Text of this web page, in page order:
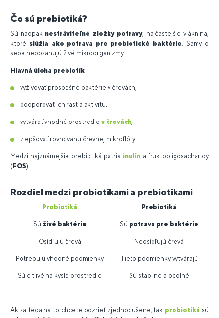
Čo sú prebiotiká?
Sú naopak nestráviteľné zložky potravy, najčastejšie vláknina,
ktoré slúžia ako potrava pre probiotické baktérie . Samy o
sebe neobsahujú živé mikroorganizmy.
Hlavná úloha prebiotík
vyživovať prospešné baktérie v črevách,
podporovať ich rast a aktivitu,
vytvárať vhodné prostredie v črevách
zlepšovať rovnováhu črevnej mikroflóry.
Medzi najznámejšie prebiotiká patria inulín a fruktooligosacharidy
( FOS).
Rozdiel medzi probiotikami a prebiotikami
Probiotiká Prebiotiká
Sú živé baktérie Sú potrava pre baktérie
Osídľujú črevá Neosídľujú črevá
Potrebujú vhodné podmienky Tieto podmienky vytvárajú
Sú citlivé na kyslé prostredie Sú stabilné a odolné
Ak sa teda na to chcete pozrieť zjednodušene, tak probiotiká sú